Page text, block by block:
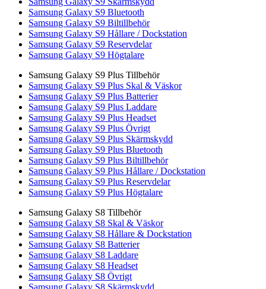
Samsung Galaxy S9 Bluetooth
Samsung Galaxy S9 Biltillbehör
Samsung Galaxy S9 Hållare / Dockstation
Samsung Galaxy S9 Reservdelar
Samsung Galaxy S9 Högtalare
Samsung Galaxy S9 Plus Tillbehör
Samsung Galaxy S9 Plus Skal & Väskor
Samsung Galaxy S9 Plus Batterier
Samsung Galaxy S9 Plus Laddare
Samsung Galaxy S9 Plus Headset
Samsung Galaxy S9 Plus Övrigt
Samsung Galaxy S9 Plus Skärmskydd
Samsung Galaxy S9 Plus Bluetooth
Samsung Galaxy S9 Plus Biltillbehör
Samsung Galaxy S9 Plus Hållare / Dockstation
Samsung Galaxy S9 Plus Reservdelar
Samsung Galaxy S9 Plus Högtalare
Samsung Galaxy S8 Tillbehör
Samsung Galaxy S8 Skal & Väskor
Samsung Galaxy S8 Hållare & Dockstation
Samsung Galaxy S8 Batterier
Samsung Galaxy S8 Laddare
Samsung Galaxy S8 Headset
Samsung Galaxy S8 Övrigt
Samsung Galaxy S8 Skärmskydd